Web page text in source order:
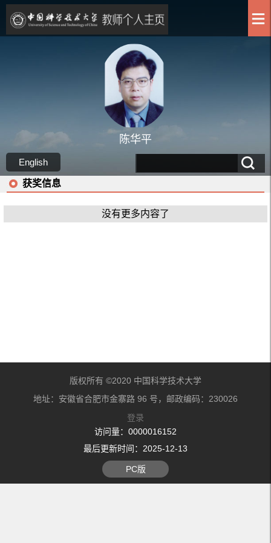
陈华平
English
获奖信息
没有更多内容了
版权所有 ©2020 中国科学技术大学
地址：安徽省合肥市金寨路 96 号，邮政编码：230026
登录
访问量： 0000016152
最后更新时间： 2025-12-13
PC版